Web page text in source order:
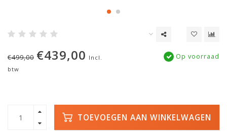
€499,00 €439,00 Incl.
btw
Op voorraad
TOEVOEGEN AAN WINKELWAGEN